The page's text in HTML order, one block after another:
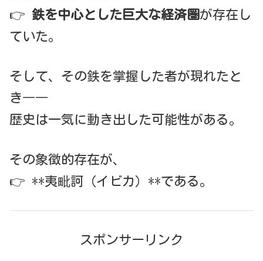
👉 鉄を中心とした巨大な経済圏が存在し
ていた。
そして、その鉄を掌握した者が現れたと
き――
歴史は一気に動き出した可能性がある。
その象徴的存在が、
👉 **夷毗訶（イビカ）**である。
スポンサーリンク